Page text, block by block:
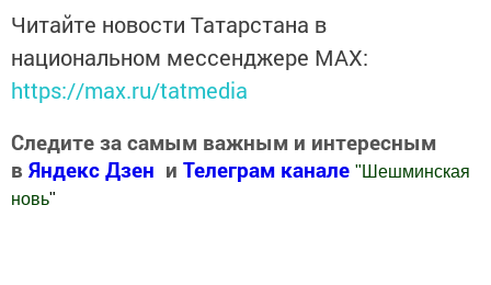
Читайте новости Татарстана в
национальном мессенджере MАХ:
https://max.ru/tatmedia
Следите за самым важным и интересным
в Яндекс Дзен и Телеграм канале " Шешминская
новь"